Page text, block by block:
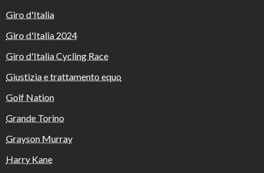
Giro d'Italia
Giro d'Italia 2024
Giro d'Italia Cycling Race
Giustizia e trattamento equo
Golf Nation
Grande Torino
Grayson Murray
Harry Kane